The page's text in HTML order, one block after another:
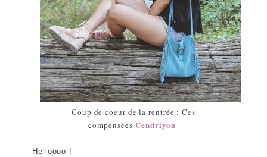
Coup de coeur de la rentrée : Ces
compenséesCendriyon
Helloooo !